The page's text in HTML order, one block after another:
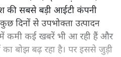
की सबसे बड़ी आईटी कंपनी
दिनों से उपभोक्ता उत्पादन
कमी कई खबरें भी आ रही हैं और
का बोझ बढ़ रहा है। पर इससे जुड़ी